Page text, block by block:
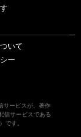
いて
ー
サービスが、著作
信サービスである
です。